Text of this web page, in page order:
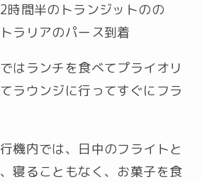
時間半のトランジットのの
ラリアのパース到着
はランチを食べてプライオリ
ラウンジに行ってすぐにフラ
機内では、日中のフライトと
寝ることもなく、お菓子を食